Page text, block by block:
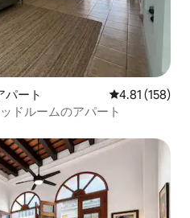
パート レビュー158
4.81 (158)
ドルームのアパート